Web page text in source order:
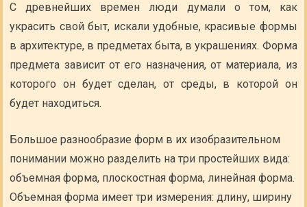
С древнейших времен люди думали о том, как
украсить свой быт, искали удобные, красивые формы
в архитектуре, в предметах быта, в украшениях. Форма
предмета зависит от его назначения, от материала, из
которого он будет сделан, от среды, в которой он
будет находиться.
Большое разнообразие форм в их изобразительном
понимании можно разделить на три простейших вида:
объемная форма, плоскостная форма, линейная форма.
Объемная форма имеет три измерения: длину, ширину